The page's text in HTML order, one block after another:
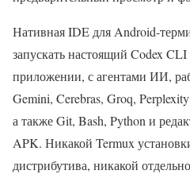
Нативная IDE для Android-
запускать настоящий Codex
приложении, с агентами ИИ,
Gemini, Cerebras, Groq,
а также Git, Bash, Python и
APK. Никакой Termux
дистрибутива, никакой